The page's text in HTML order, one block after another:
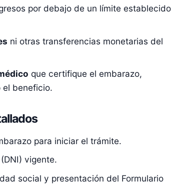
por debajo de un límite establecido
ni otras transferencias monetarias del
que certifique el embarazo,
el beneficio.
para iniciar el trámite.
vigente.
social y presentación del Formulario